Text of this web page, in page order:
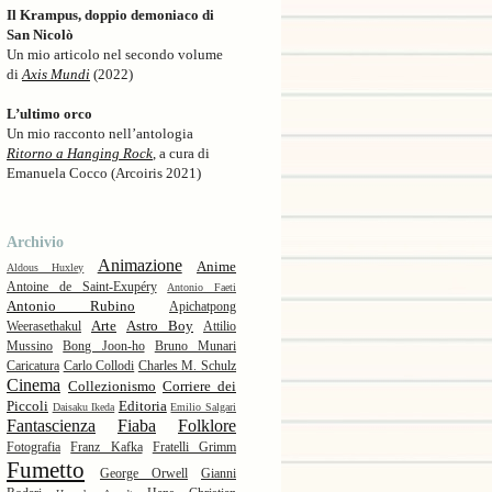
Il Krampus, doppio demoniaco di
San Nicolò
Un mio articolo nel secondo volume
di Axis Mundi (2022)
L’ultimo orco
Un mio racconto nell’antologia
Ritorno a Hanging Rock , a cura di
Emanuela Cocco (Arcoiris 2021)
Archivio
Aldous Huxley Animazione Anime
Antoine de Saint-Exupéry Antonio Faeti
Antonio Rubino
Apichatpong
Weerasethakul
Arte Astro Boy
Attilio
Mussino
Bong Joon-ho
Bruno Munari
Caricatura Carlo Collodi Charles M. Schulz
Cinema Collezionismo Corriere dei
Piccoli Daisaku Ikeda Editoria Emilio Salgari
Fantascienza Fiaba Folklore
Fotografia Franz Kafka Fratelli Grimm
Fumetto George Orwell
Gianni